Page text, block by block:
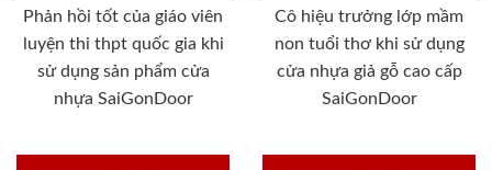
Phản hồi tốt của giáo viên
luyện thi thpt quốc gia khi
sử dụng sản phẩm cửa
nhựa SaiGonDoor
Cô hiệu trưởng lớp mầm
non tuổi thơ khi sử dụng
cửa nhựa giả gỗ cao cấp
SaiGonDoor